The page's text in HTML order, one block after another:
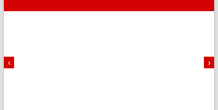
‹ ›